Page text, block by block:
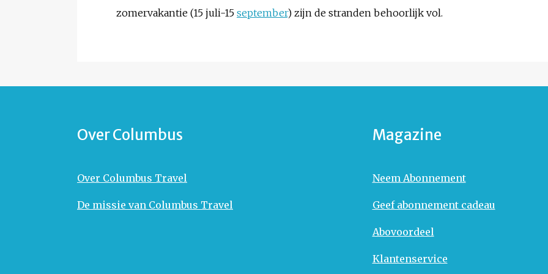
zomervakantie (15 juli-15 september) zijn de stranden behoorlijk vol.
Over Columbus
Over Columbus Travel
De missie van Columbus Travel
Magazine
Neem Abonnement
Geef abonnement cadeau
Abovoordeel
Klantenservice